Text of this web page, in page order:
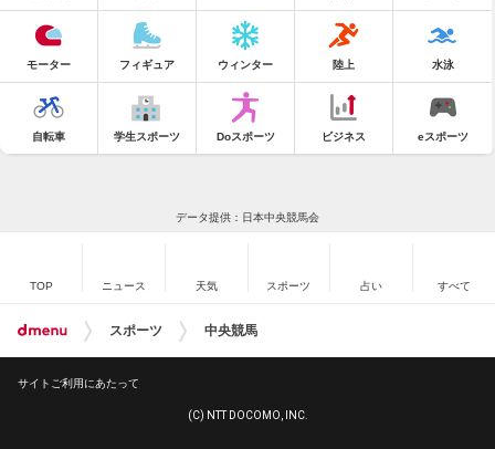
モーター フィギュア ウィンター 陸上 水泳
自転車 学生スポーツ Doスポーツ ビジネス eスポーツ
データ提供：日本中央競馬会
TOP ニュース 天気 スポーツ 占い すべて
スポーツ 中央競馬
サイトご利用にあたって
(C) NTT DOCOMO, INC.